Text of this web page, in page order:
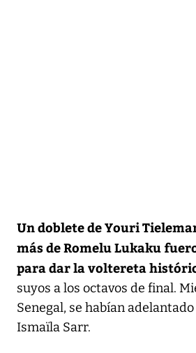
Un doblete de Youri
más de Romelu Lukaku
para dar la voltereta
suyos a los octavos de final.
Senegal, se habían
Ismaïla Sarr.